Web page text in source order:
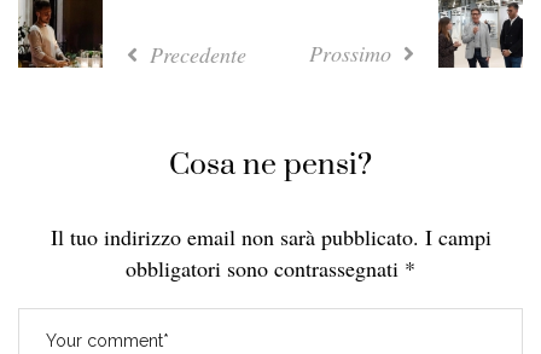
Precedente Prossimo
Cosa ne pensi?
Il tuo indirizzo email non sarà pubblicato. I campi
obbligatori sono contrassegnati *